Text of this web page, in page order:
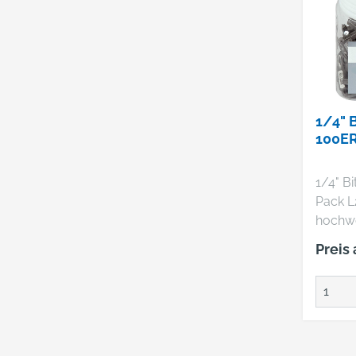
60
[1/4"]
1/4"
1/4"
Pack
ideal
Preis